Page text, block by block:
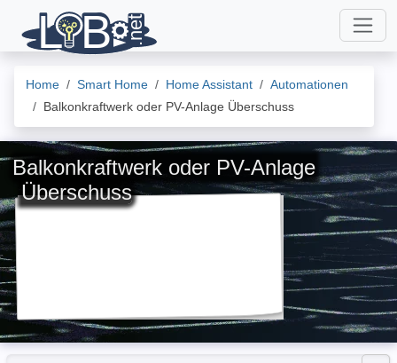
Home Smart Home Home Assistant
Automationen
Balkonkraftwerk oder PV-Anlage Überschuss
Balkonkraftwerk oder PV-Anlage
Überschuss